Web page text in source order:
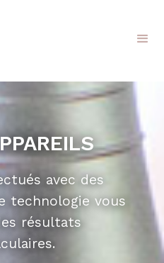
avec des
technologie vous
résultats